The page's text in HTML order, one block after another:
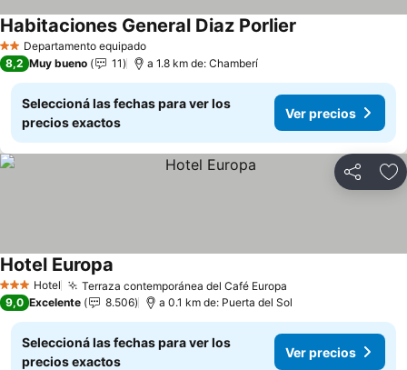
2 EstrellasDepartamento equipado
Habitaciones General Diaz Porlier
8,2 Muy bueno 11 a 1.8 km de: Chamberí
Seleccioná las fechas para ver los
precios exactos
Ver precios
Compartir
3 Estrellas
Hotel Terraza contemporánea del Café Europa
Hotel Europa
9,0 Excelente 8.506 a 0.1 km de: Puerta del Sol
Seleccioná las fechas para ver los
precios exactos
Ver precios